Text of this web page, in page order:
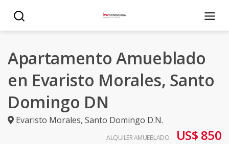
Apartamento Amueblado
en Evaristo Morales, Santo
Domingo DN
Evaristo Morales, Santo Domingo D.N.
ALQUILER AMUEBLADO US$ 850